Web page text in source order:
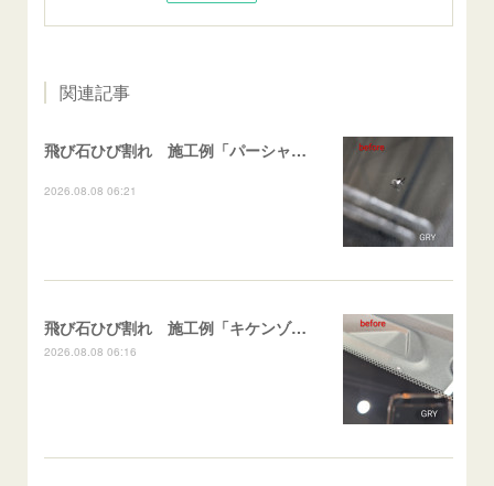
関連記事
飛び石ひび割れ 施工例「パーシャル系・衝撃点範囲ハマカケ」エスティマ
2026.08.08 06:21
飛び石ひび割れ 施工例「キケンゾーン範囲・ストレートブレイク」フェアレディＺ
2026.08.08 06:16